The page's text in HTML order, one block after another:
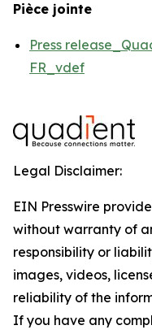
Pièce jointe
Press
FR_vdef
Legal Disclaimer:
EIN Presswire
without warranty of
responsibility or
images, videos,
reliability of the
If you have any